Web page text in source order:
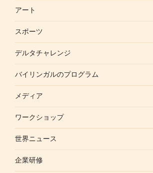
アート
スポーツ
デルタチャレンジ
バイリンガルのプログラム
メディア
ワークショップ
世界ニュース
企業研修